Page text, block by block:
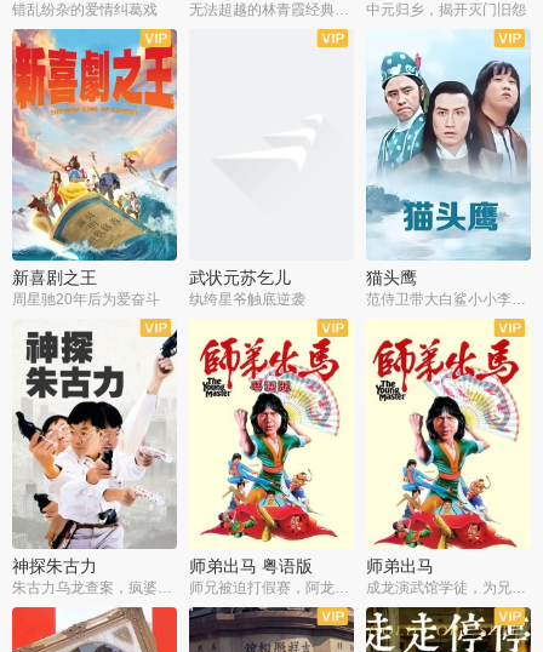
错乱纷杂的爱情纠葛戏 无法超越的林青霞经典角色 中元归乡，揭开灭门旧怨
新喜剧之王
周星驰20年后为爱奋斗
武状元苏乞儿
纨绔星爷触底逆袭
猫头鹰
神探朱古力
朱古力乌龙查案，疯婆子神助攻
师弟出马 粤语版
师兄被迫打假赛，阿龙追查斗黑帮
师弟出马
成龙演武馆学徒，为兄搏命战黑道